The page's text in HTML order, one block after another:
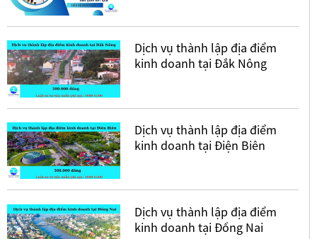
Dịch vụ thành lập địa điểm
kinh doanh tại Đắk Nông
Dịch vụ thành lập địa điểm
kinh doanh tại Điện Biên
Dịch vụ thành lập địa điểm
kinh doanh tại Đồng Nai